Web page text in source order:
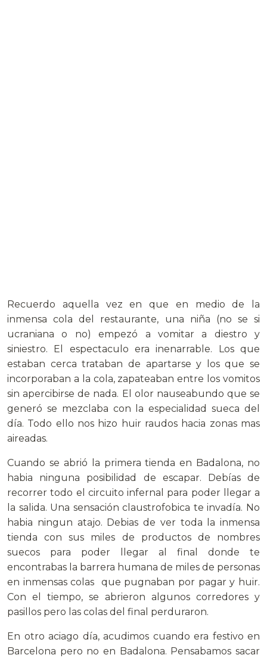
Recuerdo aquella vez en que en medio de la
inmensa cola del restaurante, una niña (no se si
ucraniana o no) empezó a vomitar a diestro y
siniestro. El espectaculo era inenarrable. Los que
estaban cerca trataban de apartarse y los que se
incorporaban a la cola, zapateaban entre los vomitos
sin apercibirse de nada. El olor nauseabundo que se
generó se mezclaba con la especialidad sueca del
día. Todo ello nos hizo huir raudos hacia zonas mas
aireadas.
Cuando se abrió la primera tienda en Badalona, no
habia ninguna posibilidad de escapar. Debías de
recorrer todo el circuito infernal para poder llegar a
la salida. Una sensación claustrofobica te invadía. No
habia ningun atajo. Debias de ver toda la inmensa
tienda con sus miles de productos de nombres
suecos para poder llegar al final donde te
encontrabas la barrera humana de miles de personas
en inmensas colas que pugnaban por pagar y huir.
Con el tiempo, se abrieron algunos corredores y
pasillos pero las colas del final perduraron.
En otro aciago día, acudimos cuando era festivo en
Barcelona pero no en Badalona. Pensabamos sacar